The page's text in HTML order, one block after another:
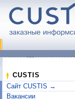
CUSTIS
Сайт CUSTIS →
Вакансии